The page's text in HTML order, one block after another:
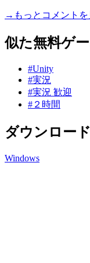
→もっとコメントを
似た無料ゲ
#Unity
#実況
#実況 歓迎
#２時間
ダウンロード
Windows